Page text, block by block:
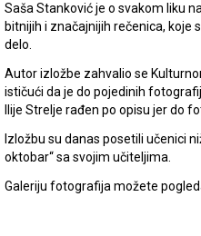
Saša Stanković je o svakom liku
bitnijih i značajnijih rečenica, koje
delo.
Autor izložbe zahvalio se
ističući da je do pojedinih
Ilije Strelje rađen po opisu jer do
Izložbu su danas posetili učenici
oktobar“ sa svojim učiteljima.
Galeriju fotografija možete